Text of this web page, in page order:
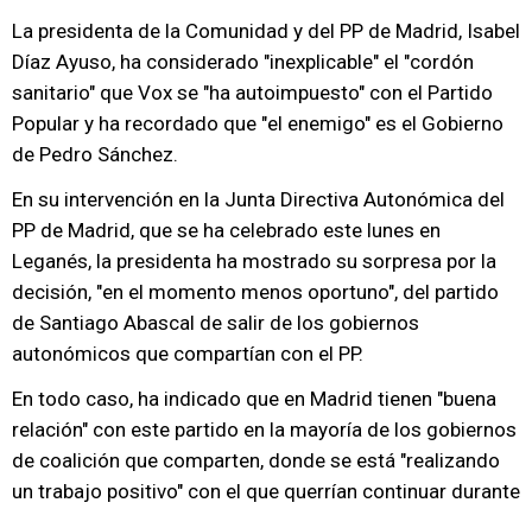
La presidenta de la Comunidad y del PP de Madrid, Isabel
Díaz Ayuso, ha considerado "inexplicable" el "cordón
sanitario" que Vox se "ha autoimpuesto" con el Partido
Popular y ha recordado que "el enemigo" es el Gobierno
de Pedro Sánchez.
En su intervención en la Junta Directiva Autonómica del
PP de Madrid, que se ha celebrado este lunes en
Leganés, la presidenta ha mostrado su sorpresa por la
decisión, "en el momento menos oportuno", del partido
de Santiago Abascal de salir de los gobiernos
autonómicos que compartían con el PP.
En todo caso, ha indicado que en Madrid tienen "buena
relación" con este partido en la mayoría de los gobiernos
de coalición que comparten, donde se está "realizando
un trabajo positivo" con el que querrían continuar durante